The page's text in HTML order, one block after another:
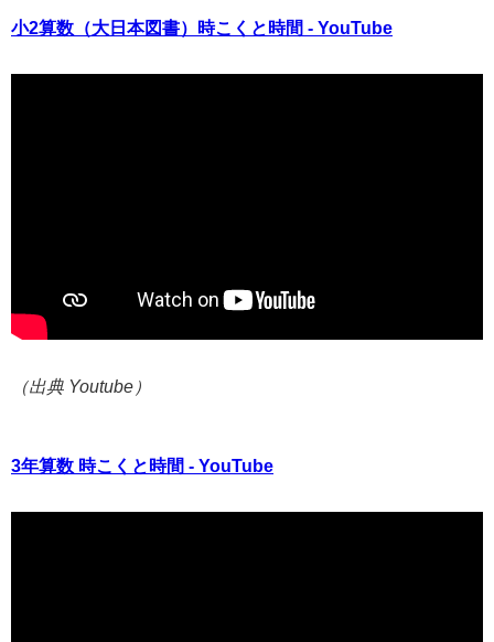
小2算数（大日本図書）時こくと時間 - YouTube
（出典 Youtube）
3年算数 時こくと時間 - YouTube